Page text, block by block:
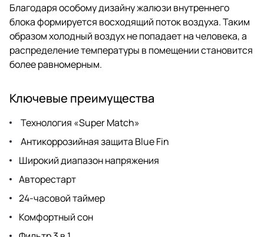
Благодаря особому дизайну жалюзи внутреннего
блока формируется восходящий поток воздуха. Таким
образом холодный воздух не попадает на человека, а
распределение температуры в помещении становится
более равномерным.
Ключевые преимущества
Технология «Super Match»
Антикоррозийная защита Blue Fin
Широкий диапазон напряжения
Авторестарт
24-часовой таймер
Комфортный сон